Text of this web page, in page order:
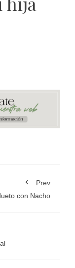
Prev
con Nacho